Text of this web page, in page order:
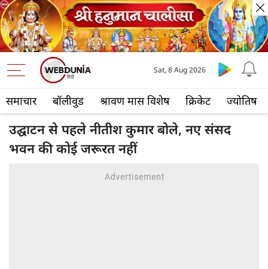
समाचार बॉलीवुड श्रावण मास विशेष क्रिकेट ज्योतिष
Sat, 8 Aug 2026
उद्घाटन से पहले नीतीश कुमार बोले, नए संसद
भवन की कोई जरूरत नहीं